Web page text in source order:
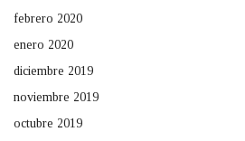
febrero 2020
enero 2020
diciembre 2019
noviembre 2019
octubre 2019